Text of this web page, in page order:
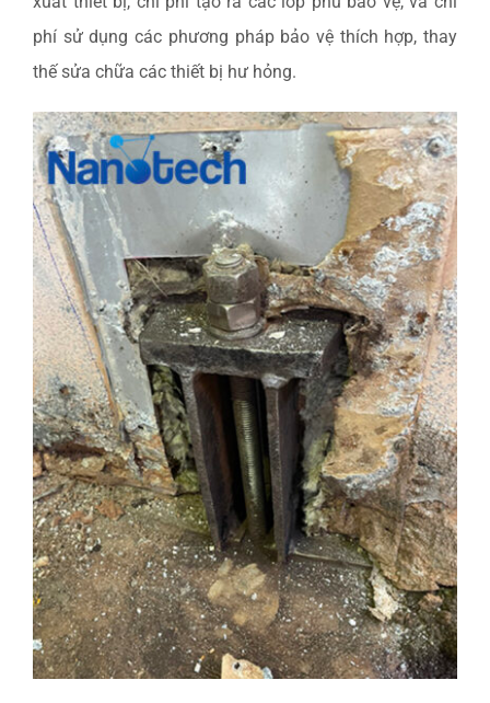
phí sử dụng các phương pháp bảo vệ thích hợp, thay
thế sửa chữa các thiết bị hư hỏng.